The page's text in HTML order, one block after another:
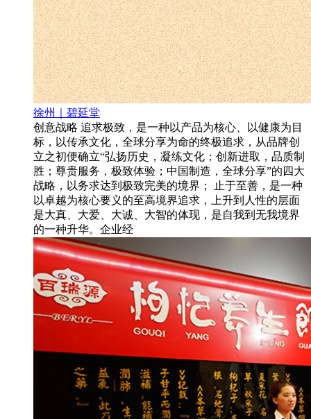
徐州｜碧延堂
创意战略 追求极致，是一种以产品为核心、以健康为目
标，以传承文化，全球分享为命的终极追求，从品牌创
立之初便确立“弘扬历史，凝练文化；创新进取，品质制
胜；尊贵服务，极致体验；中国制造，全球分享”的四大
战略，以务求达到极致完美的境界； 止于至善，是一种
以卓越为核心要义的至高境界追求，上升到人性的层面
是大真、大爱、大诚、大智的体现，是自我到无我境界
的一种升华。企业经